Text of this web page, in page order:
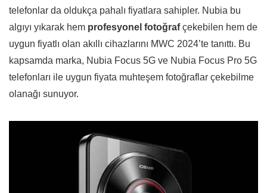
telefonlar da oldukça pahalı fiyatlara sahipler. Nubia bu
algıyı yıkarak hem profesyonel fotoğrafçekebilen hem de
uygun fiyatlı olan akıllı cihazlarını MWC 2024’te tanıttı. Bu
kapsamda marka, Nubia Focus 5G ve Nubia Focus Pro 5G
telefonları ile uygun fiyata muhteşem fotoğraflar çekebilme
olanağı sunuyor.